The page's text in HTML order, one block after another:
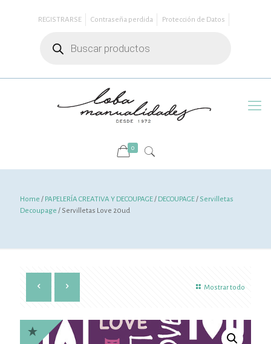
REGISTRARSE Contraseña perdida
Protección de Datos
productos
0
Home / PAPELERÍA CREATIVA Y DECOUPAGE/ DECOUPAGE/ Servilletas
Decoupage / Servilletas Love 20ud
Mostrar todo